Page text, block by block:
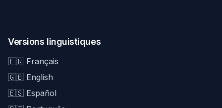
Versions linguistiques
🇫🇷 Français
🇬🇧 English
🇪🇸 Español